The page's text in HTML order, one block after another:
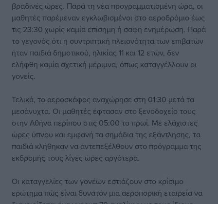
βραδινές ώρες. Παρά τη νέα προγραμματισμένη ώρα, οι
μαθητές παρέμεναν εγκλωβισμένοι στο αεροδρόμιο έως
τις 23:30 χωρίς καμία επίσημη ή σαφή ενημέρωση. Παρά
το γεγονός ότι η συντριπτική πλειονότητα των επιβατών
ήταν παιδιά δημοτικού, ηλικίας 11 και 12 ετών, δεν
ελήφθη καμία σχετική μέριμνα, όπως καταγγέλλουν οι
γονείς.
Τελικά, το αεροσκάφος αναχώρησε στη 01:30 μετά τα
μεσάνυχτα. Οι μαθητές έφτασαν στο ξενοδοχείο τους
στην Αθήνα περίπου στις 05:00 το πρωί. Με ελάχιστες
ώρες ύπνου και εμφανή τα σημάδια της εξάντλησης, τα
παιδιά κλήθηκαν να αντεπεξέλθουν στο πρόγραμμα της
εκδρομής τους λίγες ώρες αργότερα.
Οι καταγγελίες των γονέων εστιάζουν στο κρίσιμο
ερώτημα πώς είναι δυνατόν μια αεροπορική εταιρεία να